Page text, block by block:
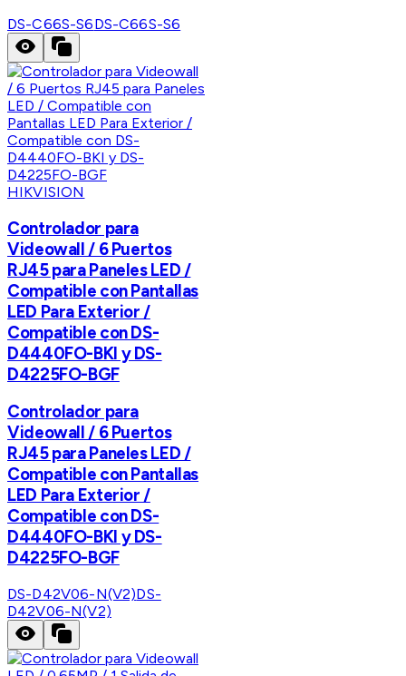
DS-C66S-S6DS-C66S-S6
HIKVISION
Controlador para
Videowall / 6 Puertos
RJ45 para Paneles LED /
Compatible con Pantallas
LED Para Exterior /
Compatible con DS-
D4440FO-BKI y DS-
D4225FO-BGF
Controlador para
Videowall / 6 Puertos
RJ45 para Paneles LED /
Compatible con Pantallas
LED Para Exterior /
Compatible con DS-
D4440FO-BKI y DS-
D4225FO-BGF
DS-D42V06-N(V2)DS-
D42V06-N(V2)